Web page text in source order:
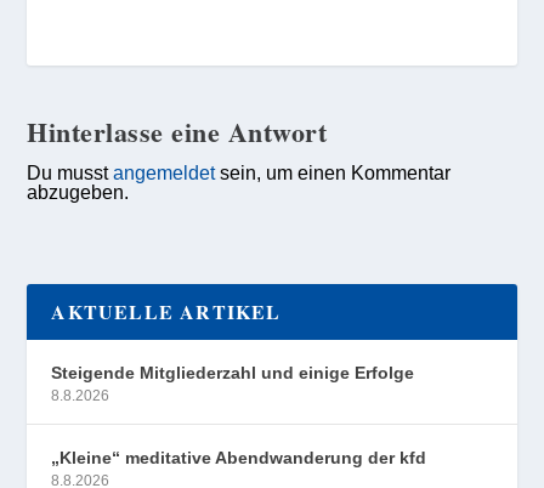
Hinterlasse eine Antwort
Du musstangemeldetsein, um einen Kommentar
abzugeben.
AKTUELLE ARTIKEL
Steigende Mitgliederzahl und einige Erfolge
8.8.2026
„Kleine“ meditative Abendwanderung der kfd
8.8.2026